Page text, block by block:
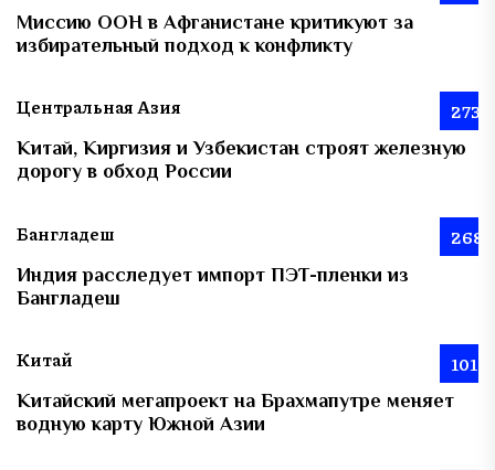
Миссию ООН в Афганистане критикуют за
избирательный подход к конфликту
Центральная Азия 273
Китай, Киргизия и Узбекистан строят железную
дорогу в обход России
Бангладеш 268
Индия расследует импорт ПЭТ-пленки из
Бангладеш
Китай 101
Китайский мегапроект на Брахмапутре меняет
водную карту Южной Азии